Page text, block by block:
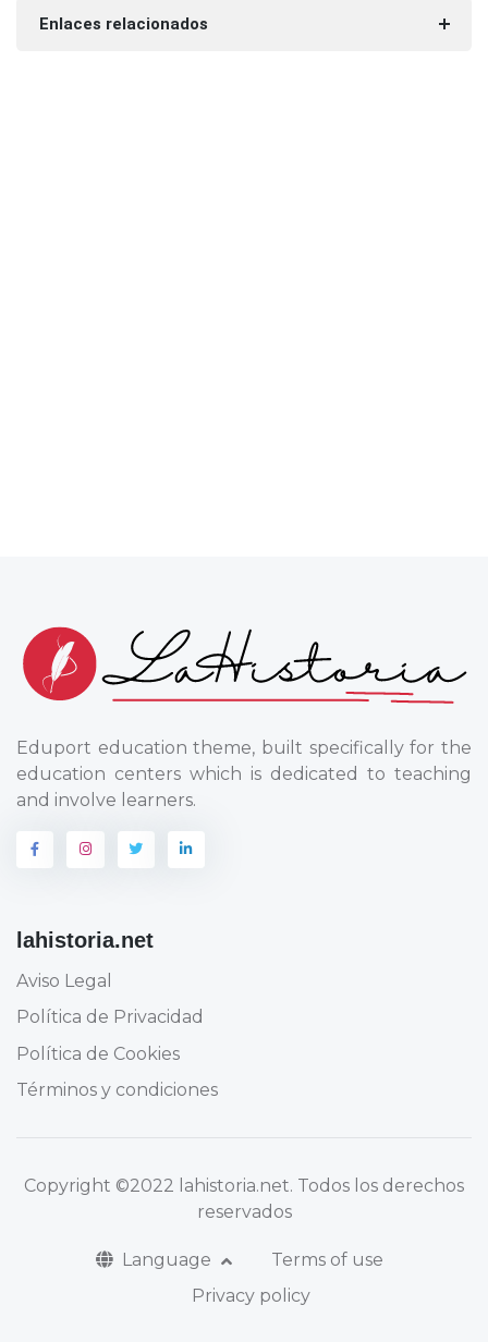
Enlaces relacionados
Eduport education theme, built specifically for the
education centers which is dedicated to teaching
and involve learners.
lahistoria.net
Aviso Legal
Política de Privacidad
Política de Cookies
Términos y condiciones
Copyright ©2022 lahistoria.net. Todos los derechos
reservados
Language
Terms of use
Privacy policy